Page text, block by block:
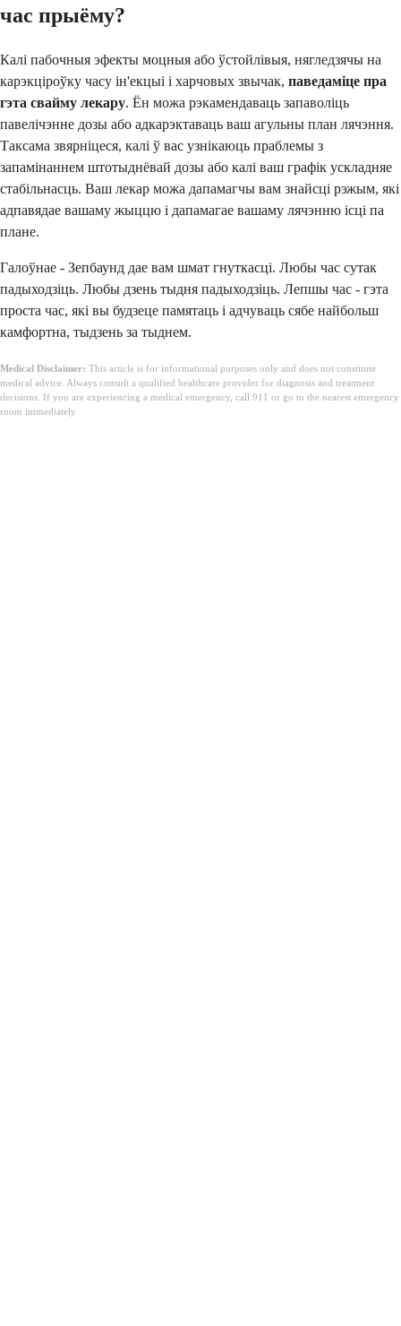
час прыёму?
Калі пабочныя эфекты моцныя або ўстойлівыя, нягледзячы на
карэкціроўку часу ін'екцыі і харчовых звычак, паведаміце пра
гэта свайму лекару. Ён можа рэкамендаваць запаволіць
павелічэнне дозы або адкарэктаваць ваш агульны план лячэння.
Таксама звярніцеся, калі ў вас узнікаюць праблемы з
запамінаннем штотыднёвай дозы або калі ваш графік ускладняе
стабільнасць. Ваш лекар можа дапамагчы вам знайсці рэжым, які
адпавядае вашаму жыццю і дапамагае вашаму лячэнню ісці па
плане.
Галоўнае - Зепбаунд дае вам шмат гнуткасці. Любы час сутак
падыходзіць. Любы дзень тыдня падыходзіць. Лепшы час - гэта
проста час, які вы будзеце памятаць і адчуваць сябе найбольш
камфортна, тыдзень за тыднем.
Medical Disclaimer: This article is for informational purposes only and does not constitute
medical advice. Always consult a qualified healthcare provider for diagnosis and treatment
decisions. If you are experiencing a medical emergency, call 911 or go to the nearest emergency
room immediately.